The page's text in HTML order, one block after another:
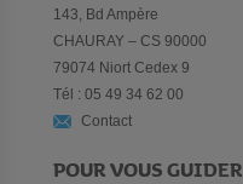
143, Bd Ampère
CHAURAY – CS 90000
79074 Niort Cedex 9
Tél : 05 49 34 62 00
Contact
POUR VOUS GUIDER